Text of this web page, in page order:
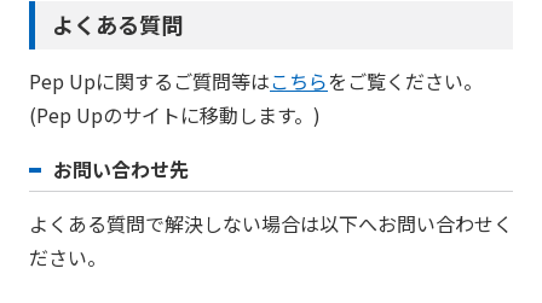
よくある質問
Pep Upに関するご質問等はこちらをご覧ください。
(Pep Upのサイトに移動します。)
お問い合わせ先
よくある質問で解決しない場合は以下へお問い合わせく
ださい。